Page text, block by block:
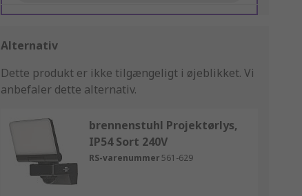
Alternativ
Dette produkt er ikke tilgængeligt i øjeblikket. Vi
anbefaler dette alternativ.
brennenstuhl Projektørlys,
IP54 Sort 240V
RS-varenummer 561-629